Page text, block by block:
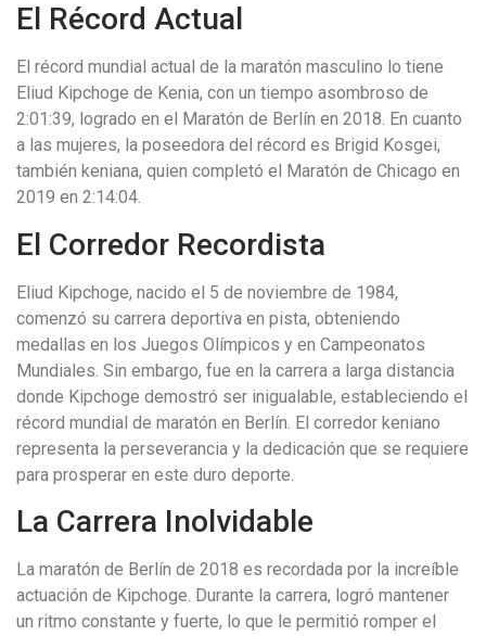
El Récord Actual
El récord mundial actual de la maratón masculino lo tiene
Eliud Kipchoge de Kenia, con un tiempo asombroso de
2:01:39, logrado en el Maratón de Berlín en 2018. En cuanto
a las mujeres, la poseedora del récord es Brigid Kosgei,
también keniana, quien completó el Maratón de Chicago en
2019 en 2:14:04.
El Corredor Recordista
Eliud Kipchoge, nacido el 5 de noviembre de 1984,
comenzó su carrera deportiva en pista, obteniendo
medallas en los Juegos Olímpicos y en Campeonatos
Mundiales. Sin embargo, fue en la carrera a larga distancia
donde Kipchoge demostró ser inigualable, estableciendo el
récord mundial de maratón en Berlín. El corredor keniano
representa la perseverancia y la dedicación que se requiere
para prosperar en este duro deporte.
La Carrera Inolvidable
La maratón de Berlín de 2018 es recordada por la increíble
actuación de Kipchoge. Durante la carrera, logró mantener
un ritmo constante y fuerte, lo que le permitió romper el